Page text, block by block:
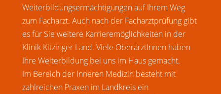
Weiterbildungsermächtigungen auf Ihrem Weg
zum Facharzt. Auch nach der Facharztprüfung gibt
es für Sie weitere Karrieremöglichkeiten in der
Klinik Kitzinger Land. Viele OberärztInnen haben
Ihre Weiterbildung bei uns im Haus gemacht.
Im Bereich der Inneren Medizin besteht mit
zahlreichen Praxen im Landkreis ein